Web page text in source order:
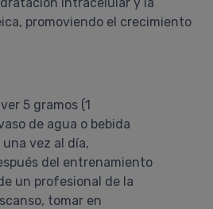
promoviendo el crecimiento
5 gramos (1
de agua o bebida
vez al día,
del entrenamiento
un profesional de la
tomar en